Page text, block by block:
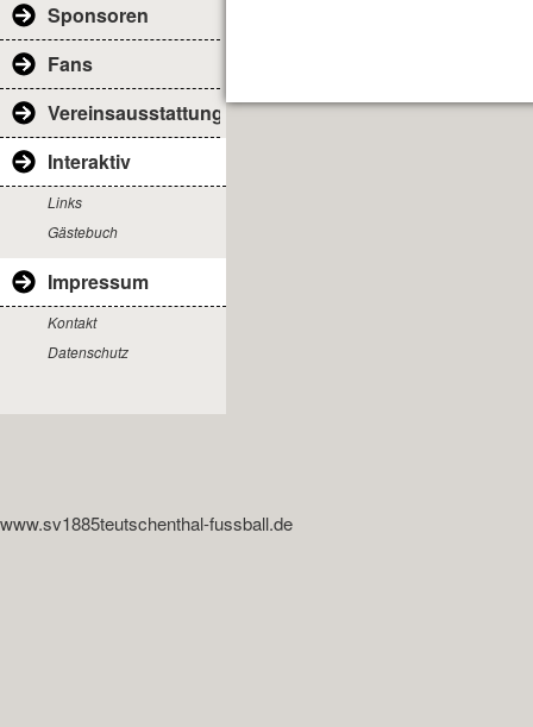
Sponsoren
Fans
Vereinsausstattung
Interaktiv
Links
Gästebuch
Impressum
Kontakt
Datenschutz
www.sv1885teutschenthal-fussball.de